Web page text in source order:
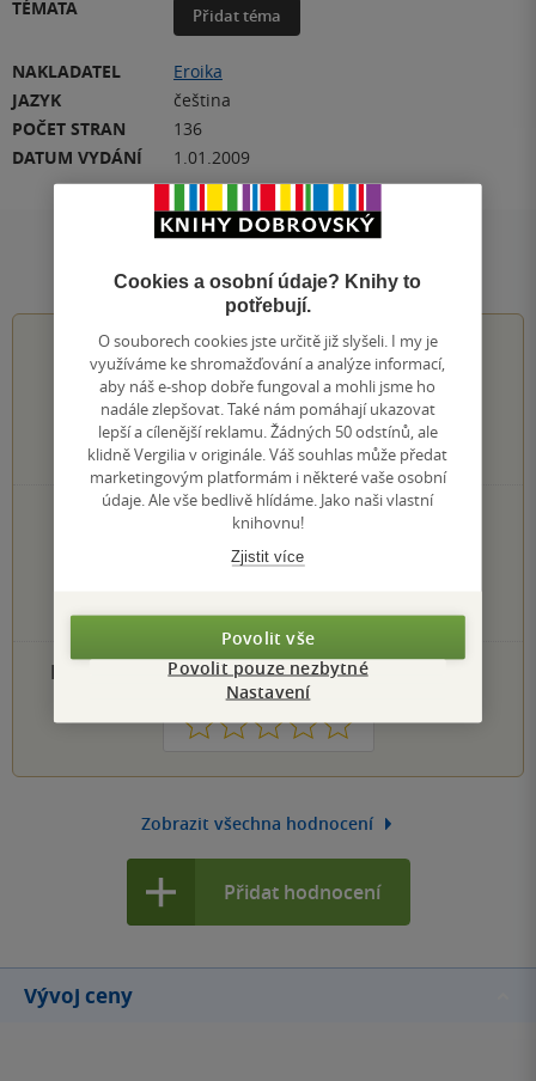
TÉMATA Přidat téma
NAKLADATEL
Eroika
JAZYK
čeština
POČET STRAN
136
DATUM VYDÁNÍ
1.01.2009
Hodnocení a recenze čtenářů
0.0z5
0hodnocení čtenářů
5 hvězdiček
3 hvězdičky
0×
1 hvezdička
PŘIDEJTE SVÉ HODNOCENÍ PRODUKTU
1 2 3 4 5
Zobrazit všechna hodnocení
Přidat hodnocení
Vývoj ceny
Cookies a osobní údaje? Knihy to
potřebují.
O souborech cookies jste určitě již slyšeli. I my je
využíváme ke shromažďování a analýze informací,
aby náš e-shop dobře fungoval a mohli jsme ho
nadále zlepšovat. Také nám pomáhají ukazovat
lepší a cílenější reklamu. Žádných 50 odstínů, ale
klidně Vergilia v originále. Váš souhlas může předat
marketingovým platformám i některé vaše osobní
údaje. Ale vše bedlivě hlídáme. Jako naši vlastní
knihovnu!
Zjistit více
Povolit vše
Povolit pouze nezbytné
Nastavení